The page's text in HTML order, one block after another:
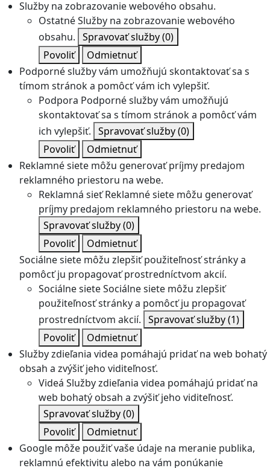
Služby na zobrazovanie webového obsahu.
OstatnéSlužby na zobrazovanie webového
obsahu. Spravovať služby(0)
Povoliť
Odmietnuť
Podporné služby vám umožňujú skontaktovať sa s
tímom stránok a pomôcť vám ich vylepšiť.
Podpora Podporné služby vám umožňujú
skontaktovať sa s tímom stránok a pomôcť vám
ich vylepšiť. Spravovať služby(0)
Povoliť
Odmietnuť
Reklamné siete môžu generovať príjmy predajom
reklamného priestoru na webe.
Reklamná sieť Reklamné siete môžu generovať
príjmy predajom reklamného priestoru na webe.
Spravovať služby(0)
Povoliť
Odmietnuť
Sociálne siete môžu zlepšiť použiteľnosť stránky a
pomôcť ju propagovať prostredníctvom akcií.
Sociálne sieteSociálne siete môžu zlepšiť
použiteľnosť stránky a pomôcť ju propagovať
prostredníctvom akcií. Spravovať služby(1)
Povoliť
Odmietnuť
Služby zdieľania videa pomáhajú pridať na web bohatý
obsah a zvýšiť jeho viditeľnosť.
Videá Služby zdieľania videa pomáhajú pridať na
web bohatý obsah a zvýšiť jeho viditeľnosť.
Spravovať služby(0)
Povoliť
Odmietnuť
Google môže použiť vaše údaje na meranie publika,
reklamnú efektivitu alebo na vám ponúkanie